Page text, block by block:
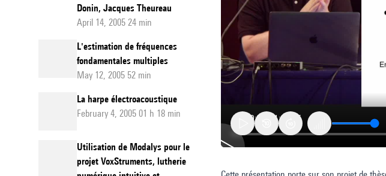
Donin, Jacques Theureau
April 14, 2005 24 min
L'estimation de fréquences
fondamentales multiples
May 12, 2005 52 min
La harpe électroacoustique
February 4, 2005 01 h 18 min
Utilisation de Modalys pour le
projet VoxStruments, lutherie